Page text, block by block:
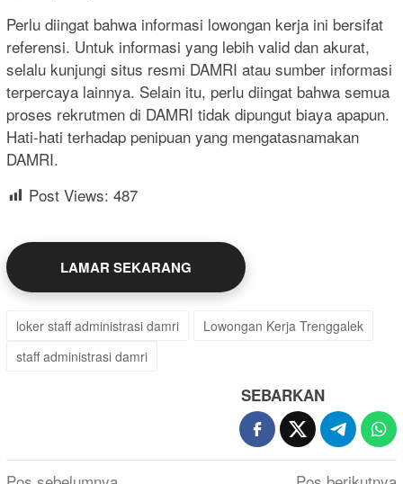
Perlu diingat bahwa informasi lowongan kerja ini bersifat
referensi. Untuk informasi yang lebih valid dan akurat,
selalu kunjungi situs resmi DAMRI atau sumber informasi
terpercaya lainnya. Selain itu, perlu diingat bahwa semua
proses rekrutmen di DAMRI tidak dipungut biaya apapun.
Hati-hati terhadap penipuan yang mengatasnamakan
DAMRI.
Post Views: 487
LAMAR SEKARANG
loker staff administrasi damri
Lowongan Kerja Trenggalek
staff administrasi damri
SEBARKAN